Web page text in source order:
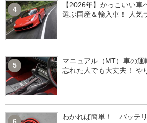
4
【2026年】かっこいい
選ぶ国産＆輸入車！ 人気
5
マニュアル（MT）車の運
忘れた人でも大丈夫！ や
わかれば簡単！ バッテ